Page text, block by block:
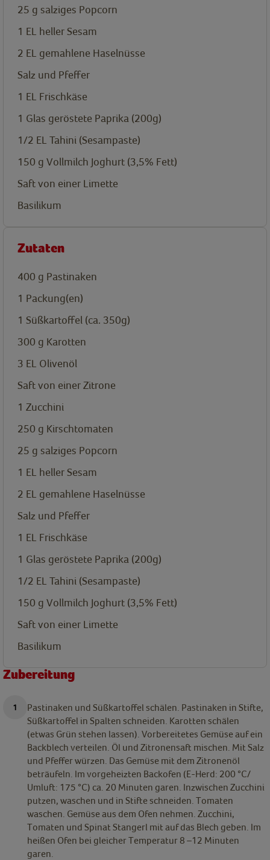
25 g salziges Popcorn
1 EL heller Sesam
2 EL gemahlene Haselnüsse
Salz und Pfeffer
1 EL Frischkäse
1 Glas geröstete Paprika (200g)
1/2 EL Tahini (Sesampaste)
150 g Vollmilch Joghurt (3,5% Fett)
Saft von einer Limette
Basilikum
Zutaten
400 g Pastinaken
1 Packung(en)
1 Süßkartoffel (ca. 350g)
300 g Karotten
3 EL Olivenöl
Saft von einer Zitrone
1 Zucchini
250 g Kirschtomaten
25 g salziges Popcorn
1 EL heller Sesam
2 EL gemahlene Haselnüsse
Salz und Pfeffer
1 EL Frischkäse
1 Glas geröstete Paprika (200g)
1/2 EL Tahini (Sesampaste)
150 g Vollmilch Joghurt (3,5% Fett)
Saft von einer Limette
Basilikum
Zubereitung
Pastinaken und Süßkartoffel schälen. Pastinaken in Stifte,
Süßkartoffel in Spalten schneiden. Karotten schälen
(etwas Grün stehen lassen). Vorbereitetes Gemüse auf ein
Backblech verteilen. Öl und Zitronensaft mischen. Mit Salz
und Pfeffer würzen. Das Gemüse mit dem Zitronenöl
beträufeln. Im vorgeheizten Backofen (E-Herd: 200 °C/
Umluft: 175 °C) ca. 20 Minuten garen. Inzwischen Zucchini
putzen, waschen und in Stifte schneiden. Tomaten
waschen. Gemüse aus dem Ofen nehmen. Zucchini,
Tomaten und Spinat Stangerl mit auf das Blech geben. Im
heißen Ofen bei gleicher Temperatur 8 –12 Minuten
garen.